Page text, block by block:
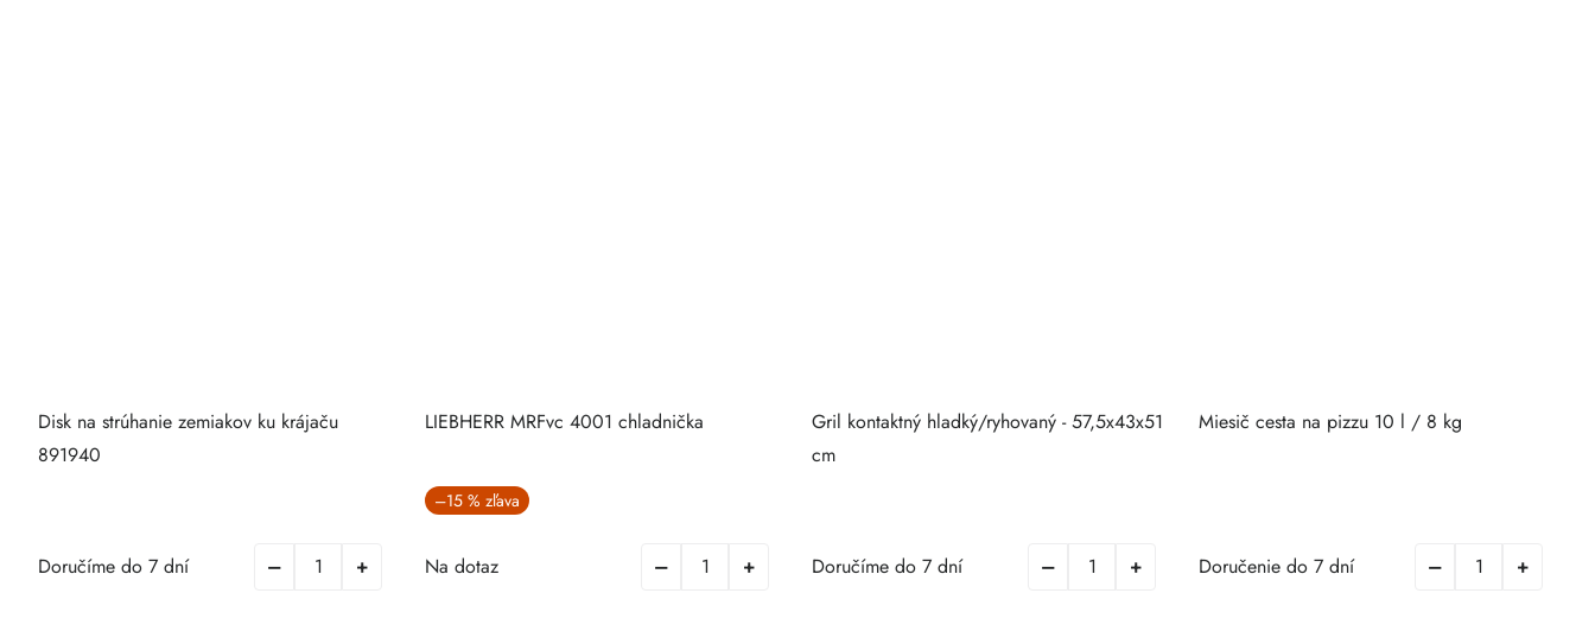
Disk na strúhanie zemiakov ku krájaču
891940
Doručíme do 7 dní
LIEBHERR MRFvc 4001 chladnička
–15 %
Na dotaz
Gril kontaktný hladký/ryhovaný - 57,5x43x51
cm
Doručíme do 7 dní
Miesič cesta na pizzu 10 l / 8 kg
Doručenie do 7 dní